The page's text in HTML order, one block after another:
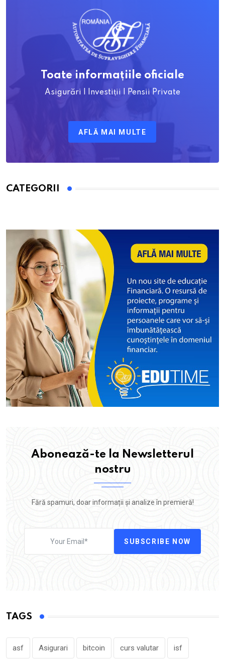
Toate informațiile oficiale
Asigurări | Investiții | Pensii Private
AFLĂ MAI MULTE
CATEGORII
Abonează-te la Newsletterul
nostru
Fără spamuri, doar informații și analize în premieră!
SUBSCRIBE NOW
TAGS
asf Asigurari bitcoin curs valutar isf